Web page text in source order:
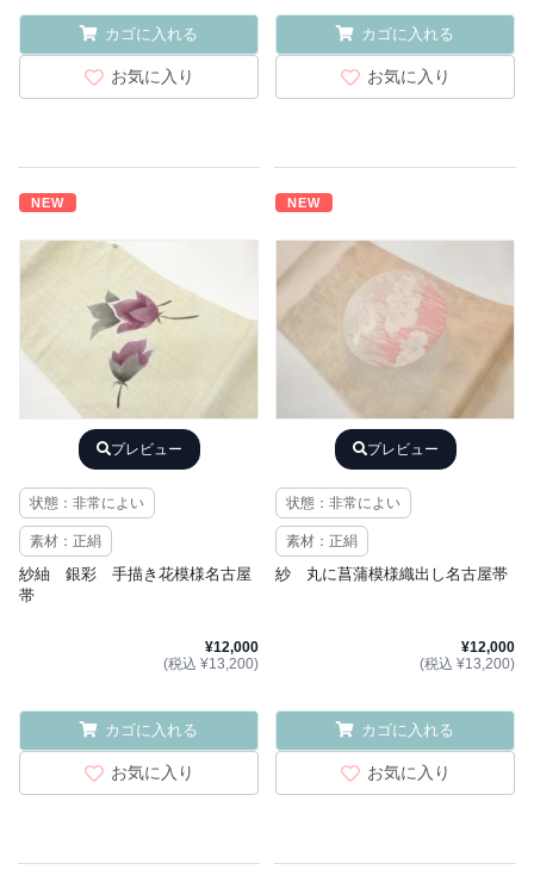
カゴに入れる
お気に入り
カゴに入れる
お気に入り
NEW
プレビュー
状態：非常によい
素材：正絹
紗紬 銀彩 手描き花模様名古屋
帯
¥12,000
(税込 ¥13,200)
カゴに入れる
お気に入り
NEW
プレビュー
状態：非常によい
素材：正絹
紗 丸に菖蒲模様織出し名古屋帯
¥12,000
(税込 ¥13,200)
カゴに入れる
お気に入り